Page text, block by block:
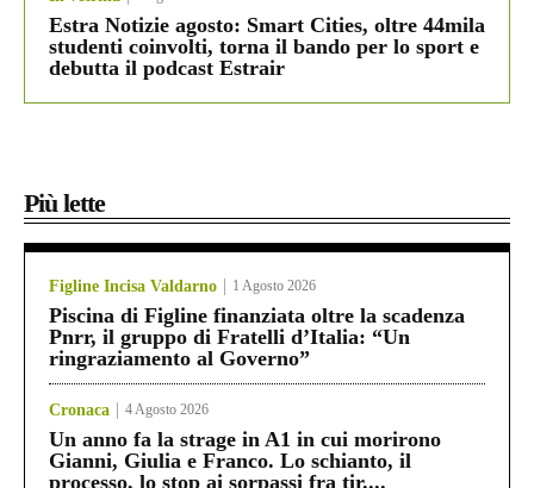
Estra Notizie agosto: Smart Cities, oltre 44mila
studenti coinvolti, torna il bando per lo sport e
debutta il podcast Estrair
Più lette
Figline Incisa Valdarno 1 Agosto 2026
Piscina di Figline finanziata oltre la scadenza
Pnrr, il gruppo di Fratelli d’Italia: “Un
ringraziamento al Governo”
Cronaca 4 Agosto 2026
Un anno fa la strage in A1 in cui morirono
Gianni, Giulia e Franco. Lo schianto, il
processo, lo stop ai sorpassi fra tir....